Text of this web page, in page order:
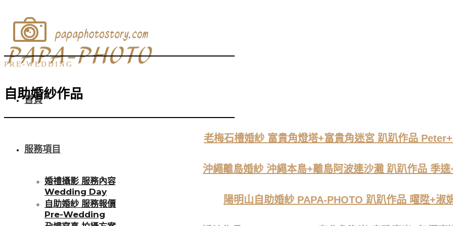
首頁
服務項目
婚禮攝影 服務內容
Wedding Day
自助婚紗 服務報價
Pre-Wedding
PRE-WEDDING
自助婚紗作品
老梅石槽婚紗 富貴角燈塔+富貴角迷宮 趴趴作品
沖繩離島婚紗 沖繩本島+離島阿波連沙灘 趴趴作品 季逵
陽明山自助婚紗 PAPA-PHOTO 趴趴作品 曜陞+淑